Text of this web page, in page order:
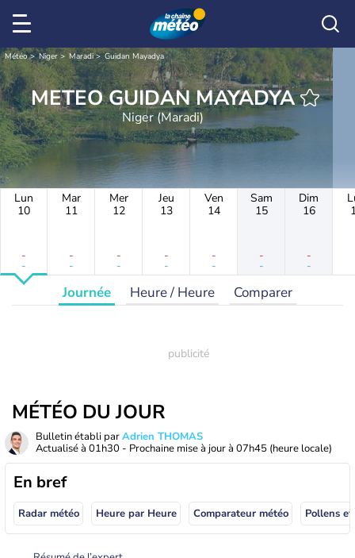
Météo Niger Maradi Guidan Mayadya
METEO GUIDAN MAYADYA
Niger (Maradi)
Lun
10
-
-
Mar
11
-
-
Mer
12
-
-
Jeu
13
-
-
Ven
14
-
-
Sam
15
-
-
Dim
16
-
-
Journée Heure / Heure Comparer
MÉTÉO DU JOUR
Bulletin établi parAdrien THOMAS
Actualisé à 01h30 - Prochaine mise à jour à 07h45 (heure locale)
En bref
Radar météo Heure par Heure Comparateur météo Pollens